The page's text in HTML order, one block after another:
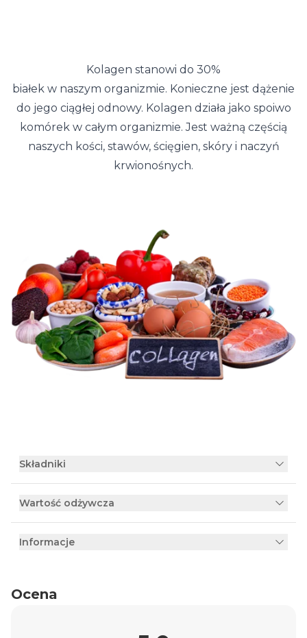
Kolagen stanowi do 30%
białek w naszym organizmie. Konieczne jest dążenie
do jego ciągłej odnowy. Kolagen działa jako spoiwo
komórek w całym organizmie. Jest ważną częścią
naszych kości, stawów, ścięgien, skóry i naczyń
krwionośnych.
Składniki
Wartość odżywcza
Informacje
Ocena